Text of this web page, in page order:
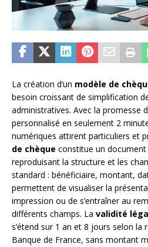
La création d’un modèle de
besoin croissant de simplification
administratives. Avec la promesse
personnalisé en seulement 2
numériques attirent particuliers et
de chèque constitue un
reproduisant la structure et les
standard : bénéficiaire, montant,
permettent de visualiser la
impression ou de s’entraîner au
différents champs. La validité
s’étend sur 1 an et 8 jours selon la
Banque de France, sans montant